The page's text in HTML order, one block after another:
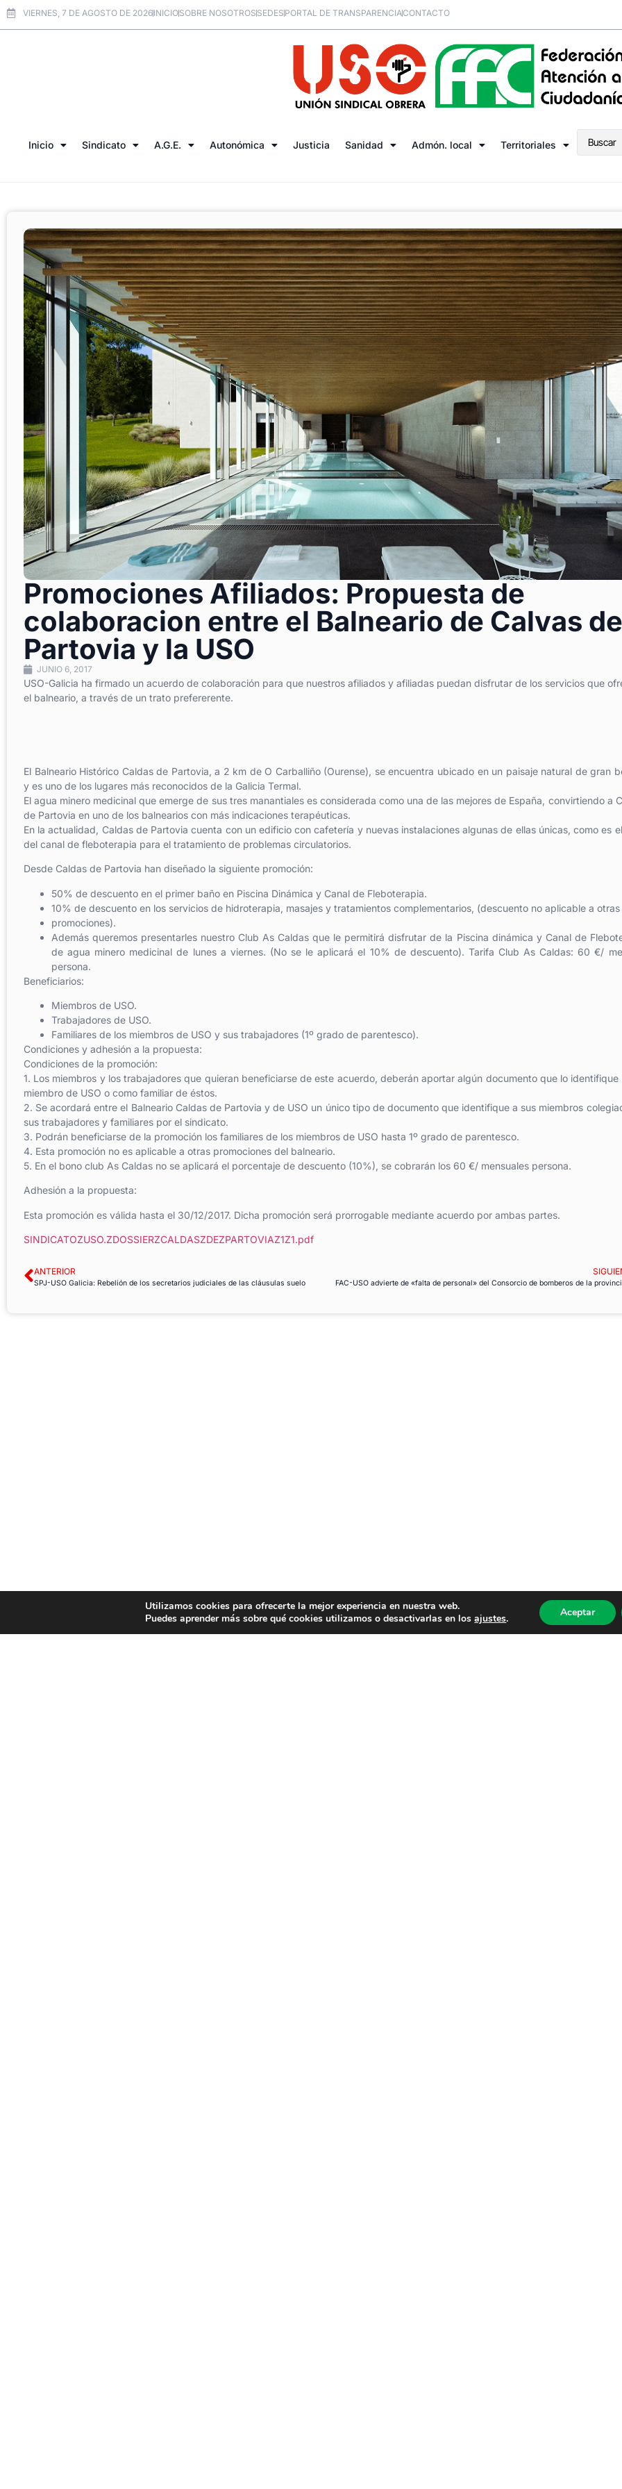
VIERNES, 7 DE AGOSTO DE 2026INICIOSOBRE NOSOTROSSEDESPORTAL DE TRANSPARENCIACONTACTO
Inicio Sindicato A.G.E. Autonómica Justicia Sanidad Admón. local Territoriales
Promociones Afiliados: Propuesta de
colaboracion entre el Balneario de Calvas de
Partovia y la USO
JUNIO 6, 2017
USO-Galicia ha firmado un acuerdo de colaboración para que nuestros afiliados y afiliadas puedan disfrutar de los servicios que
el balneario, a través de un trato prefererente.
El Balneario Histórico Caldas de Partovia, a 2 km de O Carballiño (Ourense), se encuentra ubicado en un paisaje natural de gran
y es uno de los lugares más reconocidos de la Galicia Termal.
El agua minero medicinal que emerge de sus tres manantiales es considerada como una de las mejores de España, convirtiendo a
de Partovia en uno de los balnearios con más indicaciones terapéuticas.
En la actualidad, Caldas de Partovia cuenta con un edificio con cafetería y nuevas instalaciones algunas de ellas únicas, como es
del canal de fleboterapia para el tratamiento de problemas circulatorios.
Desde Caldas de Partovia han diseñado la siguiente promoción:
50% de descuento en el primer baño en Piscina Dinámica y Canal de Fleboterapia.
10% de descuento en los servicios de hidroterapia, masajes y tratamientos complementarios, (descuento no aplicable a otras
promociones).
Además queremos presentarles nuestro Club As Caldas que le permitirá disfrutar de la Piscina dinámica y Canal de
de agua minero medicinal de lunes a viernes. (No se le aplicará el 10% de descuento). Tarifa Club As Caldas: 60 €/
persona.
Beneficiarios:
Miembros de USO.
Trabajadores de USO.
Familiares de los miembros de USO y sus trabajadores (1º grado de parentesco).
Condiciones y adhesión a la propuesta:
Condiciones de la promoción:
1. Los miembros y los trabajadores que quieran beneficiarse de este acuerdo, deberán aportar algún documento que lo identifique
miembro de USO o como familiar de éstos.
2. Se acordará entre el Balneario Caldas de Partovia y de USO un único tipo de documento que identifique a sus miembros
sus trabajadores y familiares por el sindicato.
3. Podrán beneficiarse de la promoción los familiares de los miembros de USO hasta 1º grado de parentesco.
4. Esta promoción no es aplicable a otras promociones del balneario.
5. En el bono club As Caldas no se aplicará el porcentaje de descuento (10%), se cobrarán los 60 €/ mensuales persona.
Adhesión a la propuesta:
Esta promoción es válida hasta el 30/12/2017. Dicha promoción será prorrogable mediante acuerdo por ambas partes.
SINDICATOZUSO.ZDOSSIERZCALDASZDEZPARTOVIAZ1Z1.pdf
ANTERIOR
SPJ-USO Galicia: Rebelión de los secretarios judiciales de las cláusulas suelo
Utilizamos cookies para ofrecerte la mejor experiencia en nuestra web.
Puedes aprender más sobre qué cookies utilizamos o desactivarlas en losajustes. Aceptar